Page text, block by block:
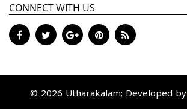
CONNECT WITH US
© 2026 Utharakalam; Developed by